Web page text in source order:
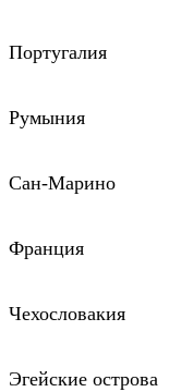
Португалия
Румыния
Сан-Марино
Франция
Чехословакия
Эгейские острова